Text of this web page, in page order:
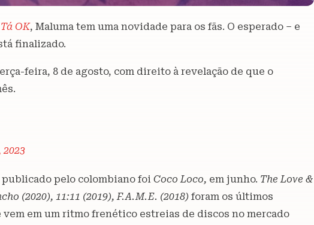
OK, Maluma tem uma novidade para os fãs. O esperado – e
finalizado.
feira, 8 de agosto, com direito à revelação de que o
2023
pelo colombiano foi Coco Loco, em junho. The Love &
(2020), 11:11 (2019), F.A.M.E. (2018) foram os últimos
em um ritmo frenético estreias de discos no mercado